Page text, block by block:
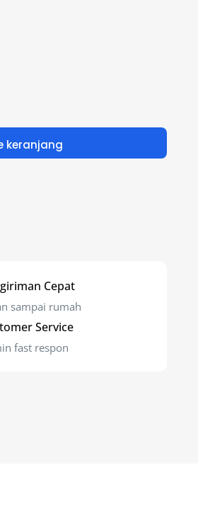
keranjang
Cepat
sampai rumah
Service
fast respon